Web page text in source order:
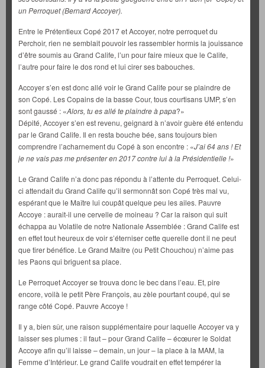
un Perroquet (Bernard Accoyer).
Entre le Prétentieux Copé 2017 et Accoyer, notre perroquet du
Perchoir, rien ne semblait pouvoir les rassembler hormis la jouissance
d’être soumis au Grand Calife, l’un pour faire mieux que le Calife,
l’autre pour faire le dos rond et lui cirer ses babouches.
Accoyer s’en est donc allé voir le Grand Calife pour se plaindre de
son Copé. Les Copains de la basse Cour, tous courtisans UMP, s’en
sont gaussé : «Alors, tu es allé te plaindre à papa?»
Dépité, Accoyer s’en est revenu, geignard à n’avoir guère été entendu
par le Grand Calife. Il en resta bouche bée, sans toujours bien
comprendre l’acharnement du Copé à son encontre : «J’ai 64 ans ! Et
je ne vais pas me présenter en 2017 contre lui à la Présidentielle !»
Le Grand Calife n’a donc pas répondu à l’attente du Perroquet. Celui-
ci attendait du Grand Calife qu’il sermonnât son Copé très mal vu,
espérant que le Maître lui coupât quelque peu les ailes. Pauvre
Accoye : aurait-il une cervelle de moineau ? Car la raison qui suit
échappa au Volatile de notre Nationale Assemblée : Grand Calife est
en effet tout heureux de voir s’éterniser cette querelle dont il ne peut
que tirer bénéfice. Le Grand Maître (ou Petit Chouchou) n’aime pas
les Paons qui briguent sa place.
Le Perroquet Accoyer se trouva donc le bec dans l’eau. Et, pire
encore, voilà le petit Père François, au zèle pourtant coupé, qui se
range côté Copé. Pauvre Accoye !
Il y a, bien sûr, une raison supplémentaire pour laquelle Accoyer va y
laisser ses plumes : il faut – pour Grand Calife – écœurer le Soldat
Accoye afin qu’il laisse – demain, un jour – la place à la MAM, la
Femme d’Intérieur. Le grand Calife voudrait en effet tempérer la